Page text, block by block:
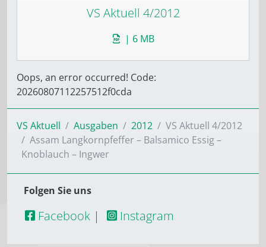
VS Aktuell 4/2012
| 6 MB
Oops, an error occurred! Code:
20260807112257512f0cda
VS Aktuell Ausgaben 2012
VS Aktuell 4/2012
Assam Langkornpfeffer – Balsamico Essig –
Knoblauch – Ingwer
Folgen Sie uns
Facebook | Instagram